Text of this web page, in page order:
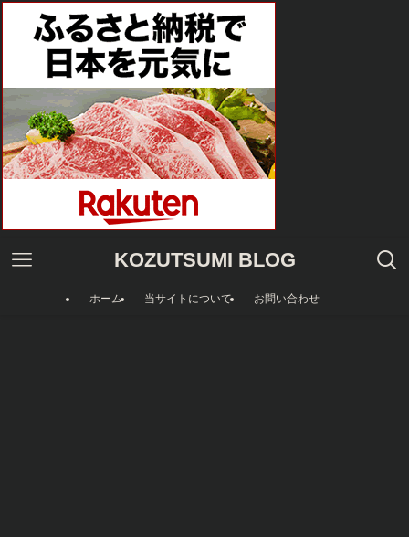
KOZUTSUMI BLOG
ホーム 当サイトについて お問い合わせ